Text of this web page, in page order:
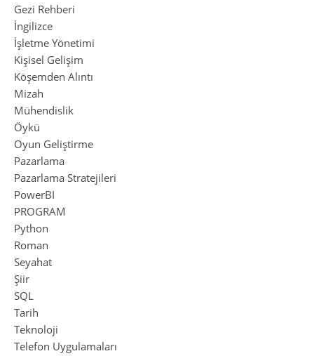
Gezi Rehberi
İngilizce
İşletme Yönetimi
Kişisel Gelişim
Köşemden Alıntı
Mizah
Mühendislik
Öykü
Oyun Geliştirme
Pazarlama
Pazarlama Stratejileri
PowerBI
PROGRAM
Python
Roman
Seyahat
Şiir
SQL
Tarih
Teknoloji
Telefon Uygulamaları